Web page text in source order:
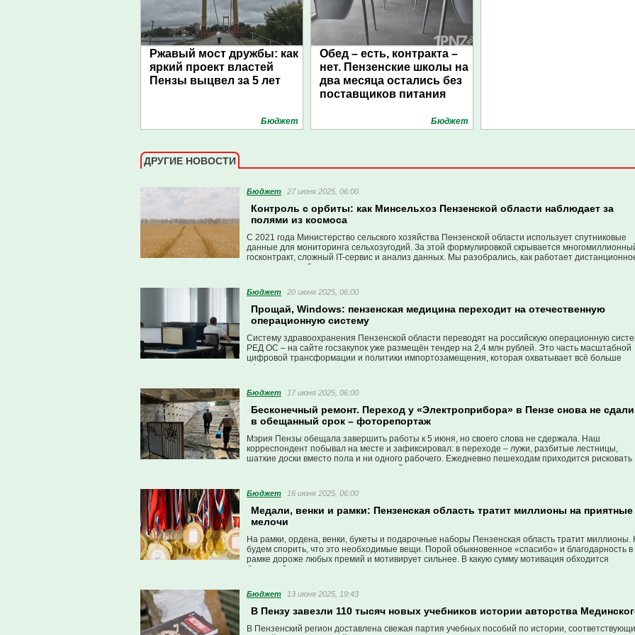
Ржавый мост дружбы: как
яркий проект властей
Пензы выцвел за 5 лет
Бюджет
Обед – есть, контракта –
нет. Пензенские школы на
два месяца остались без
поставщиков питания
Бюджет
ДРУГИЕ НОВОСТИ
Бюджет 27 июня 2025, 06:00
Контроль с орбиты: как Минсельхоз Пензенской области наблюдает за
полями из космоса
С 2021 года Министерство сельского хозяйства Пензенской области использует спутниковые
данные для мониторинга сельхозугодий. За этой формулировкой скрывается
госконтракт, сложный IT-сервис и анализ данных. Мы разобрались, как работает
зондирование Земли и зачем оно нужно региональному аграрному ведомству.
Бюджет 20 июня 2025, 06:00
Прощай, Windows: пензенская медицина переходит на отечественную
операционную систему
Систему здравоохранения Пензенской области переводят на российскую операционную
РЕД ОС – на сайте госзакупок уже размещён тендер на 2,4 млн рублей. Это часть масштабной
цифровой трансформации и политики импортозамещения, которая охватывает всё больше
сфер.
Бюджет 17 июня 2025, 06:00
Бесконечный ремонт. Переход у «Электроприбора» в Пензе снова не сдали
в обещанный срок – фоторепортаж
Мэрия Пензы обещала завершить работы к 5 июня, но своего слова не сдержала. Наш
корреспондент побывал на месте и зафиксировал: в переходе – лужи, разбитые лестницы,
шаткие доски вместо пола и ни одного рабочего. Ежедневно пешеходам приходится рисковать
здоровьем, спускаясь в недоделанный переход.
Бюджет 16 июня 2025, 06:00
Медали, венки и рамки: Пензенская область тратит миллионы на приятные
мелочи
На рамки, ордена, венки, букеты и подарочные наборы Пензенская область тратит миллионы.
будем спорить, что это необходимые вещи. Порой обыкновенное «спасибо» и благодарность в
рамке дороже любых премий и мотивирует сильнее. В какую сумму мотивация обходится
бюджету?
Бюджет 13 июня 2025, 19:43
В Пензу завезли 110 тысяч новых учебников истории авторства
В Пензенский регион доставлена свежая партия учебных пособий по истории,